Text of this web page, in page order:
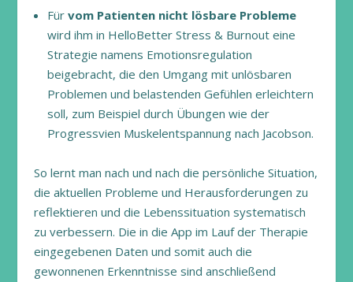
Für vom Patienten nicht lösbare Probleme
wird ihm in HelloBetter Stress & Burnout eine
Strategie namens Emotionsregulation
beigebracht, die den Umgang mit unlösbaren
Problemen und belastenden Gefühlen erleichtern
soll, zum Beispiel durch Übungen wie der
Progressvien Muskelentspannung nach Jacobson.
So lernt man nach und nach die persönliche Situation,
die aktuellen Probleme und Herausforderungen zu
reflektieren und die Lebenssituation systematisch
zu verbessern. Die in die App im Lauf der Therapie
eingegebenen Daten und somit auch die
gewonnenen Erkenntnisse sind anschließend